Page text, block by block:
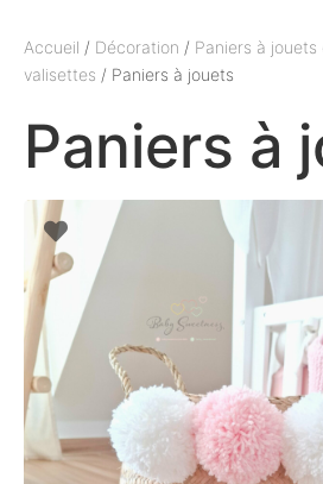
Accueil / Décoration / Paniers à jouets
valisettes / Paniers à jouets
Paniers à